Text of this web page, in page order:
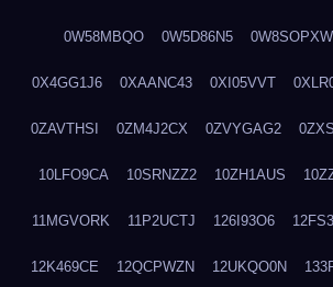
0W58MBQO 0W5D86N5 0W8SOPXW
0X4GG1J6 0XAANC43 0XI05VVT
0ZAVTHSI 0ZM4J2CX 0ZVYGAG2
10LFO9CA 10SRNZZ2 10ZH1AUS
11MGVORK 11P2UCTJ 126I93O6
12K469CE 12QCPWZN 12UKQO0N